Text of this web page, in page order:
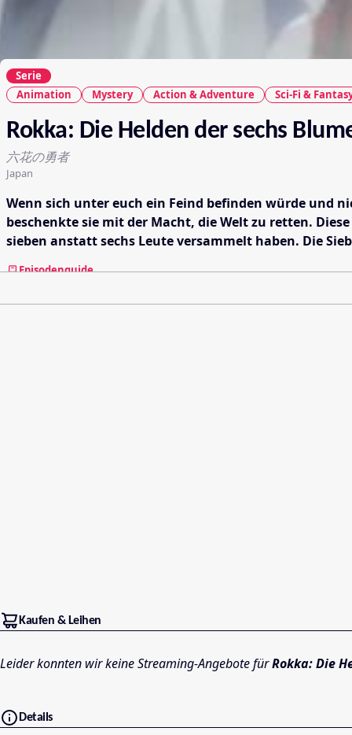
Serie
Animation
Mystery Action & Adventure Sci-Fi &
Rokka: Die Helden der sechs
六花の勇者
Japan
Wenn sich unter euch ein Feind befinden würde und
beschenkte sie mit der Macht, die Welt zu retten.
sieben anstatt sechs Leute versammelt haben. Die
Episodenguide
Kaufen & Leihen
Leider konnten wir keine Streaming-Angebote fürRokka: Die
Details